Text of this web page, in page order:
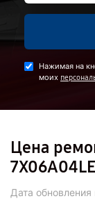
Нажимая на
моих
Цена
Дата обновления